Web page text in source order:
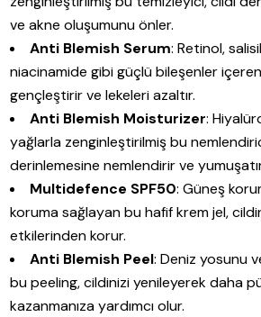
ve akne oluşumunu önler.
Anti Blemish Serum: Retinol,
niacinamide gibi güçlü bileşenler
gençleştirir ve lekeleri azaltır.
Anti Blemish Moisturizer:
yağlarla zenginleştirilmiş bu
derinlemesine nemlendirir ve
Multidefence SPF50: Güneş
koruma sağlayan bu hafif krem jel,
etkilerinden korur.
Anti Blemish Peel: Deniz yosunu
bu peeling, cildinizi yenileyerek daha
kazanmanıza yardımcı olur.